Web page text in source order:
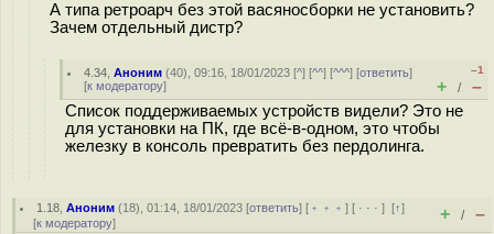
А типа ретроарч без этой васяносборки не установить?
Зачем отдельный дистр?
4.34 ,Аноним (40), 09:16, 18/01/2023 [^] [^^] [^^^] [ответить]
[к модератору]
–1
+ / –
Список поддерживаемых устройств видели? Это не
для установки на ПК, где всё-в-одном, это чтобы
железку в консоль превратить без пердолинга.
1.18 ,Аноним (18), 01:14, 18/01/2023 [ответить] [ ﹢﹢﹢] [ · · ·][↑]
[к модератору] + / –